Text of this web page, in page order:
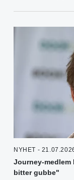
NYHET -
Journey-medlem
bitter gubbe"